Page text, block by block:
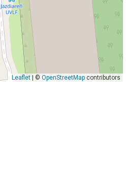
Leaflet| © OpenStreetMapcontributors